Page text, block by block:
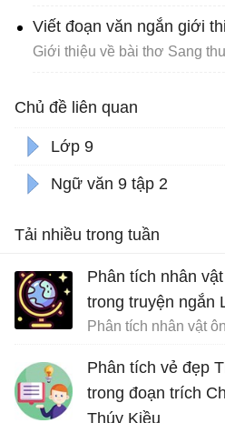
Viết đoạn văn ngắn giới
Giới thiệu về bài thơ Sang
Chủ đề liên quan
Lớp 9
Ngữ văn 9 tập 2
Tải nhiều trong tuần
Phân tích nhân
trong truyện ngắn
Phân tích vẻ đẹp
trong đoạn trích
Thúy Kiều